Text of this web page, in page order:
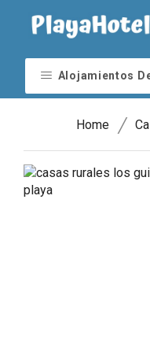
Alojamientos
Home /